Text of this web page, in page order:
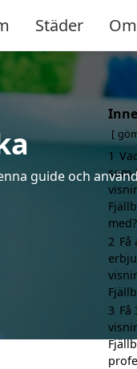
Städer
guide och
1
som
med?
2 Få
3